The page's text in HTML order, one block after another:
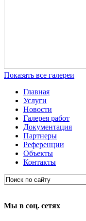
Показать все галереи
Главная
Услуги
Новости
Галерея работ
Документация
Партнеры
Референции
Объекты
Контакты
Мы в соц. сетях